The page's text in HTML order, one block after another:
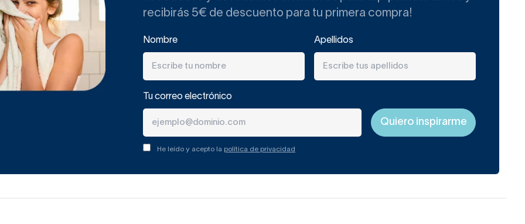
recibirás 5€ de descuento para tu primera compra!
Nombre Apellidos
Tu correo electrónico
He leído y acepto la política de privacidad